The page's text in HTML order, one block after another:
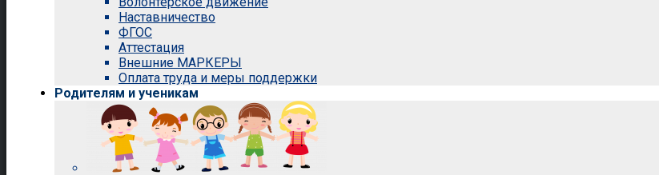
Наставничество
ФГОС
Аттестация
Внешние МАРКЕРЫ
Оплата труда и меры поддержки
Родителям и ученикам